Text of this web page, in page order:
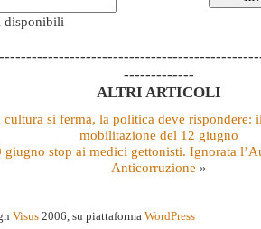
disponibili
-------------
ALTRI ARTICOLI
cultura si ferma, la politica deve rispondere:
mobilitazione del 12 giugno
giugno stop ai medici gettonisti. Ignorata
Anticorruzione »
Visus 2006, su piattaforma WordPress